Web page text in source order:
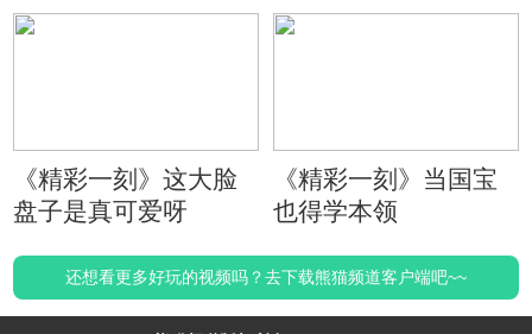
《精彩一刻》这大脸
盘子是真可爱呀
《精彩一刻》当国宝
也得学本领
还想看更多好玩的视频吗？去下载熊猫频道客户端吧~~